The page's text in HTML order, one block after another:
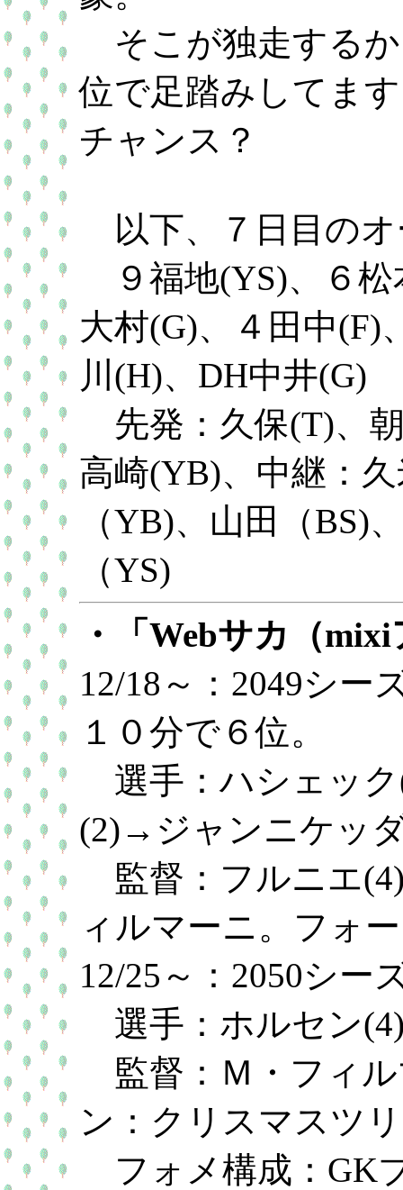
そこが独走する
位で足踏みしてま
チャンス？
以下、７日目のオ
９福地(YS)、６松
大村(G)、４田中(F)
川(H)、DH中井(G)
先発：久保(T)、
高崎(YB)、中継：
（YB)、山田（BS)
（YS)
・「Webサカ（
12/18～：2049シー
１０分で６位。
選手：ハシェッ
(2)→ジャンニケッ
監督：フルニエ
ィルマーニ。フォ
12/25～：2050シー
選手：ホルセン
監督：Ｍ・フィル
ン：クリスマスツ
フォメ構成：GK